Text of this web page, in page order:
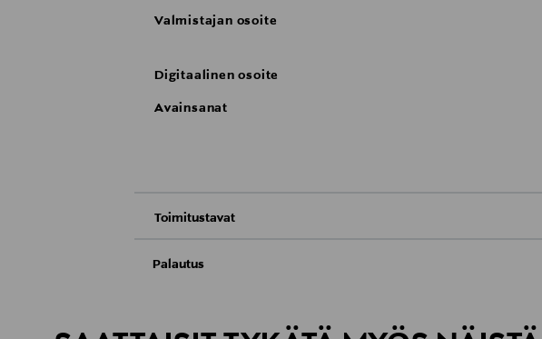
Valmistajan osoite
Digitaalinen osoite
Avainsanat
Toimitustavat
Palautus